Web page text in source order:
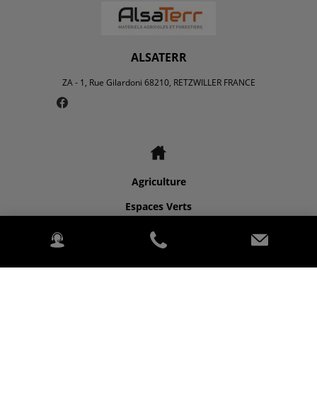
ALSATERR
ZA - 1, Rue Gilardoni 68210, RETZWILLER FRANCE
Agriculture
Espaces Verts
À propos de nous